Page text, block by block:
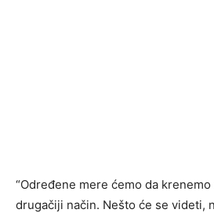
“Određene mere ćemo da
drugačiji način. Nešto će se videti,